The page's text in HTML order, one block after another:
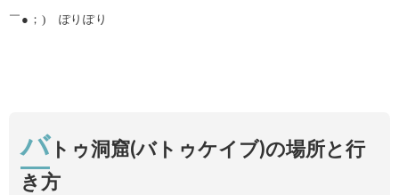
￣●；)ゞぽりぽり
バ トゥ洞窟(バトゥケイブ)の場所と行
き方